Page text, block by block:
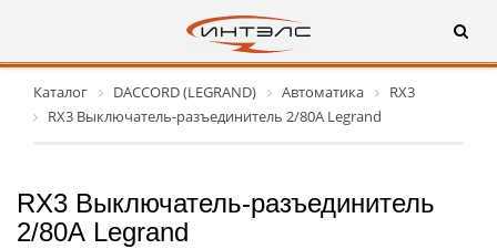
Каталог DACCORD (LEGRAND) Автоматика
RX3
RX3 Выключатель-разъединитель 2/80А Legrand
RX3 Выключатель-разъединитель
2/80А Legrand